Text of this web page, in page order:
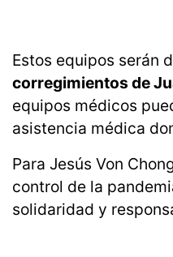
Estos equipos serán
corregimientos de
equipos médicos
asistencia médica
Para Jesús Von
control de la
solidaridad y